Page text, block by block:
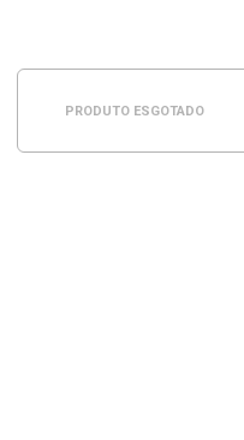
PRODUTO ESGOTADO